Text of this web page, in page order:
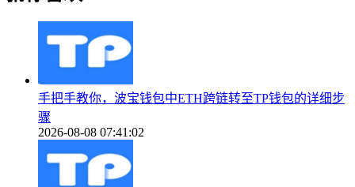
手把手教你，波宝钱包中ETH跨链转至TP钱包的详细步
骤
2026-08-08 07:41:02